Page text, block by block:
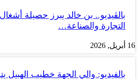
التجارة والصناعة…
16 أبريل, 2026
بالفيديو: والي الجهة خطيب الهبيل